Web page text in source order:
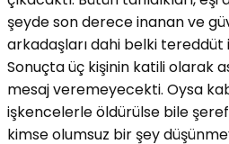
şeyde son derece inanan ve
arkadaşları dahi belki tereddüt
Sonuçta üç kişinin katili olarak
mesaj veremeyecekti. Oysa
işkencelerle öldürülse bile
kimse olumsuz bir şey